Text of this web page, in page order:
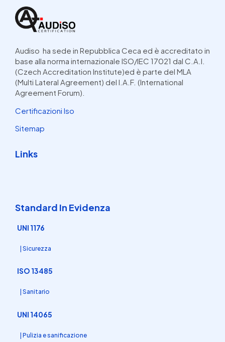
Audiso ha sede in Repubblica Ceca ed è accreditato in
base alla norma internazionale ISO/IEC 17021 dal C.A.I.
(Czech Accreditation Institute)ed è parte del MLA
(Multi Lateral Agreement) del I.A.F. (International
Agreement Forum).
Certificazioni Iso
Sitemap
Links
Standard In Evidenza
UNI 1176
| Sicurezza
ISO 13485
| Sanitario
UNI 14065
| Pulizia e sanificazione